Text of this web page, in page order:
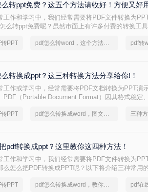
么转ppt免费？这五个方法请收好！方便又好
工作和学习中，我们经常需要将PDF文件转换为
么转ppt免费呢？虽然市面上有许多付费的转换工
转PPT pdf怎么转word，这个方法简单又方便
么转换成ppt？这三种转换方法分享给你!！
工作或学习中，经常需要将PDF文档转换为PPT演
PDF（Portable Document Format）因其格式稳定
将PDF转换为PPT的高效方法，帮助您轻松完成格
转PPT pdf怎么转换成word，图文教程分享 三种
pdf转换成ppt？这里教你这四种方法！
工作和学习中，我们经常需要将PDF文件转换为
么怎么把PDF转换成PPT呢？以下将介绍三种常用
转PPT pdf怎么转换成word，教你一个方法